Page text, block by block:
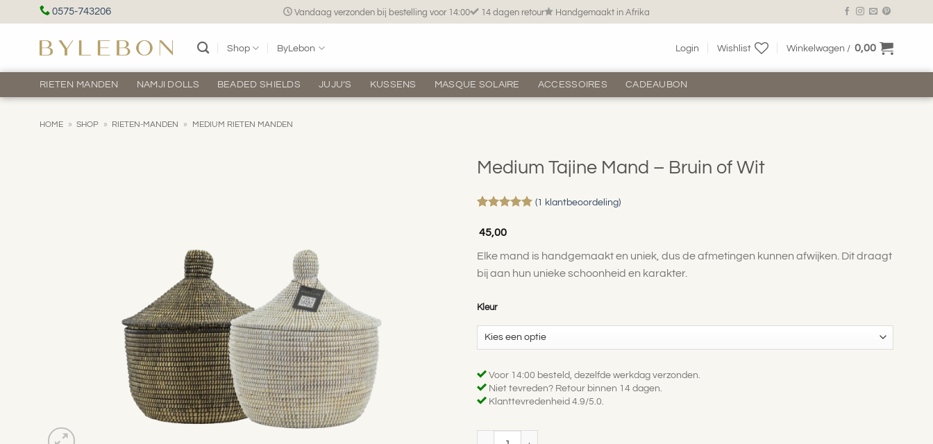
naar
0575-743206 Vandaag verzonden bij bestelling voor 14:00 14 dagen retour Handgemaakt in Afrika
Shop ByLebon Login Wishlist Winkelwagen / 0,00
RIETEN MANDEN NAMJI DOLLS BEADED SHIELDS JUJU’S KUSSENS MASQUE SOLAIRE ACCESSOIRES CADEAUBON
HOME » SHOP » RIETEN-MANDEN » MEDIUM RIETEN MANDEN
Medium Tajine Mand – Bruin of Wit
5op 5
gebaseerd
op
waardering
(1 klantbeoordeling)
45,00
Elke mand is handgemaakt en uniek, dus de afmetingen kunnen afwijken. Dit draagt
bij aan hun unieke schoonheid en karakter.
Kleur
Voor 14:00 besteld, dezelfde werkdag verzonden.
Niet tevreden? Retour binnen 14 dagen.
Klanttevredenheid 4.9/5.0.